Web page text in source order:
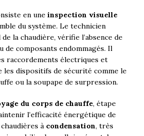
en une inspection visuelle
du système. Le technicien
la chaudière, vérifie l’absence de
de composants endommagés. Il
raccordements électriques et
les dispositifs de sécurité comme le
ou la soupape de surpression.
du corps de chauffe, étape
l’efficacité énergétique de
à condensation, très